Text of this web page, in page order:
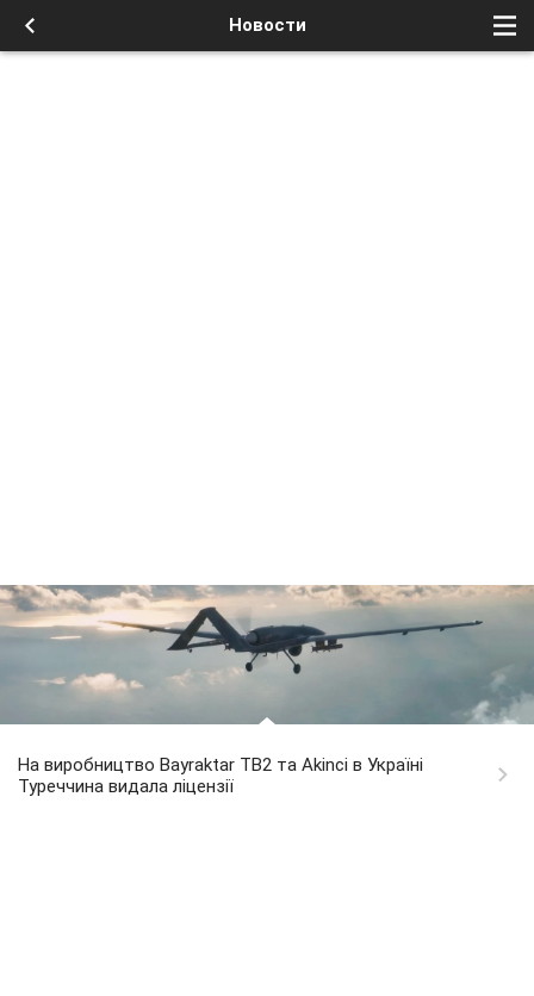
Новости
На виробництво Bayraktar TB2 та Akinci в Україні
Туреччина видала ліцензії